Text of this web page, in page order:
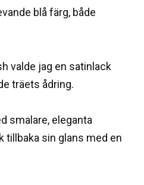
blå färg, både
valde jag en satinlack
träets ådring.
smalare, eleganta
tillbaka sin glans med en